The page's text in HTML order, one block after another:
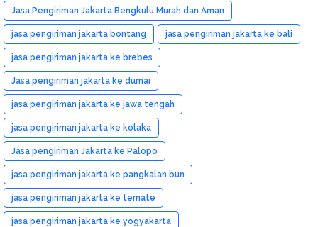
Jasa Pengiriman Jakarta Bengkulu Murah dan Aman
jasa pengiriman jakarta bontang jasa pengiriman jakarta ke bali
jasa pengiriman jakarta ke brebes
Jasa pengiriman jakarta ke dumai
jasa pengiriman jakarta ke jawa tengah
jasa pengiriman jakarta ke kolaka
Jasa pengiriman Jakarta ke Palopo
jasa pengiriman jakarta ke pangkalan bun
jasa pengiriman jakarta ke ternate
jasa pengiriman jakarta ke yogyakarta